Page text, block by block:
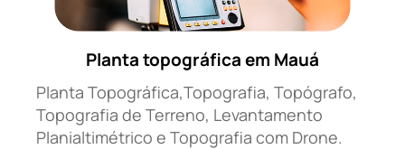
Planta topográfica em Mauá
Planta Topográfica,Topografia, Topógrafo,
Topografia de Terreno, Levantamento
Planialtimétrico e Topografia com Drone.